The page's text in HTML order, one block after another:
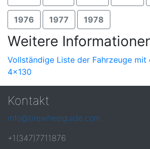
1976 1977 1978
Weitere
Vollständige Liste der Fahrzeuge mit
4x130
Kontakt
info@tirewheelguide.com
+1(347)7711876